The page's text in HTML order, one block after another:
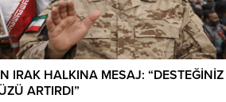
IRAK HALKINA MESAJ: “DESTEĞİNİZ
ARTIRDI”